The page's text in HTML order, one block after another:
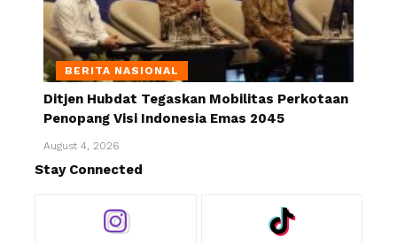
BERITA NASIONAL
Ditjen Hubdat Tegaskan Mobilitas Perkotaan
Penopang Visi Indonesia Emas 2045
August 4, 2026
Stay Connected